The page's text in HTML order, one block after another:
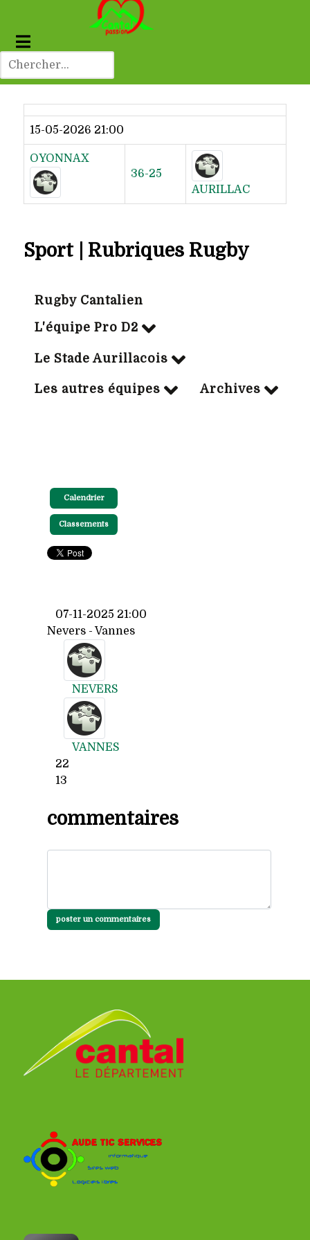
Dernier résultat
15-05-2026 21:00
OYONNAX
36-25
AURILLAC
Sport | Rubriques Rugby
Rugby Cantalien
L'équipe Pro D2
Le Stade Aurillacois
Les autres équipes Archives
Calendrier
Classements
07-11-2025 21:00
Nevers - Vannes
NEVERS
VANNES
22
13
commentaires
poster un commentaires